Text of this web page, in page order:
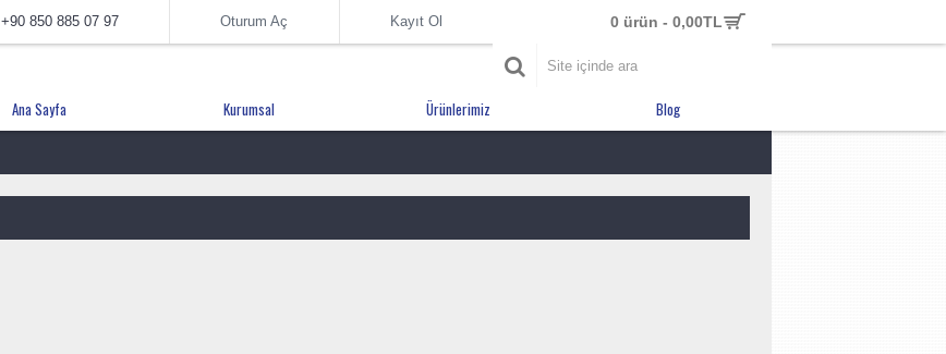
+90 850 885 07 97 Oturum Aç Kayıt Ol 0 ürün - 0,00TL
Ana Sayfa Kurumsal Ürünlerimiz Blog